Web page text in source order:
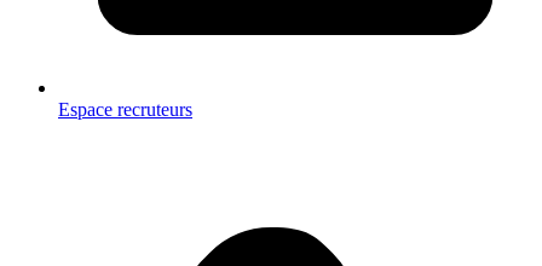
Espace recruteurs